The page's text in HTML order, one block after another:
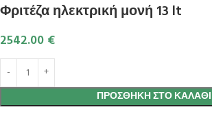
Φριτέζα ηλεκτρική μονή 13 lt
2542.00 €
ΠΡΟΣΘΉΚΗ ΣΤΟ ΚΑΛΆΘΙ